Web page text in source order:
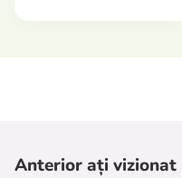
Anterior ați vizionat